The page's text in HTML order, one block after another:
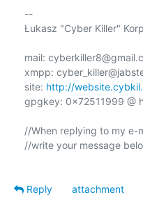
--
Łukasz "Cyber Killer"
mail:
xmpp:
site: http://
gpgkey: 0x72511999 @
//When replying to my e-
//write your message
Reply
attachment